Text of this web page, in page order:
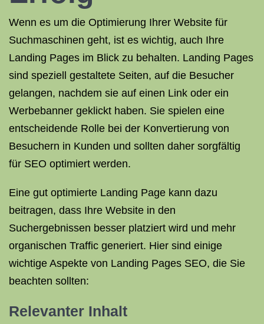
Wenn es um die Optimierung Ihrer Website für
Suchmaschinen geht, ist es wichtig, auch Ihre
Landing Pages im Blick zu behalten. Landing Pages
sind speziell gestaltete Seiten, auf die Besucher
gelangen, nachdem sie auf einen Link oder ein
Werbebanner geklickt haben. Sie spielen eine
entscheidende Rolle bei der Konvertierung von
Besuchern in Kunden und sollten daher sorgfältig
für SEO optimiert werden.
Eine gut optimierte Landing Page kann dazu
beitragen, dass Ihre Website in den
Suchergebnissen besser platziert wird und mehr
organischen Traffic generiert. Hier sind einige
wichtige Aspekte von Landing Pages SEO, die Sie
beachten sollten:
Relevanter Inhalt